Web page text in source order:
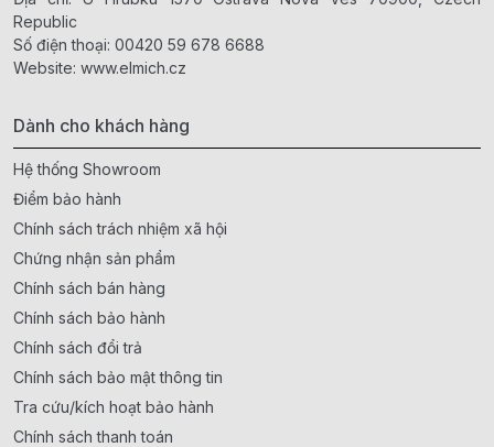
Republic
Số điện thoại: 00420 59 678 6688
Website: www.elmich.cz
Dành cho khách hàng
Hệ thống Showroom
Điểm bảo hành
Chính sách trách nhiệm xã hội
Chứng nhận sản phẩm
Chính sách bán hàng
Chính sách bảo hành
Chính sách đổi trả
Chính sách bảo mật thông tin
Tra cứu/kích hoạt bảo hành
Chính sách thanh toán